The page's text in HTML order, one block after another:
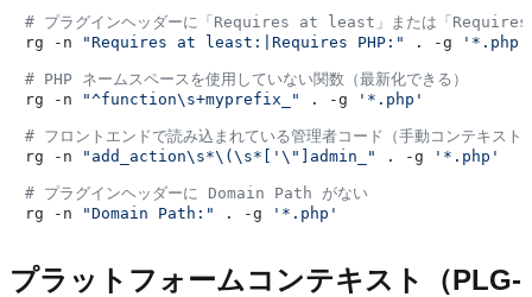
# プラグインヘッダーに「Requires at least」または「Requires
rg -n
"Requires at least:|Requires PHP:" . -g '*.php'
# PHP ネームスペースを使用していない関数（最新化できる）
rg -n
"^function\s+myprefix_" . -g '*.php'
# フロントエンドで読み込まれている管理者コード（手動コンテキスト
rg -n
"add_action\s*\(\s*['\"]admin_" . -g '*.php'
# プラグインヘッダーに Domain Path がない
rg -n
"Domain Path:" . -g '*.php'
プラットフォームコンテキスト（PLG-